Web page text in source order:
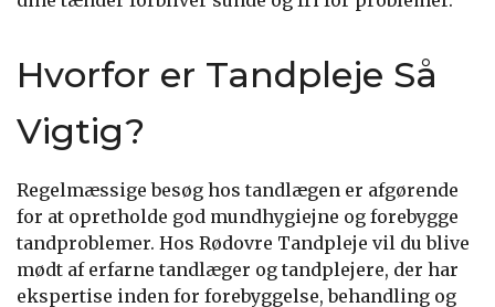
Hvorfor er Tandpleje Så
Vigtig?
Regelmæssige besøg hos tandlægen er afgørende
for at opretholde god mundhygiejne og forebygge
tandproblemer. Hos Rødovre Tandpleje vil du blive
mødt af erfarne tandlæger og tandplejere, der har
ekspertise inden for forebyggelse, behandling og